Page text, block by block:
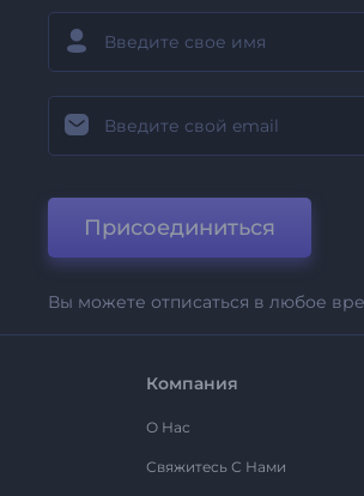
Присоединиться
Вы можете отписаться в любое
Компания
О Нас
Свяжитесь С Нами